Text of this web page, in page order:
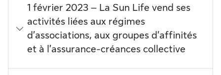
1 février 2023 – La Sun Life vend ses
activités liées aux régimes
d’associations, aux groupes d’affinités
et à l’assurance-créances collective